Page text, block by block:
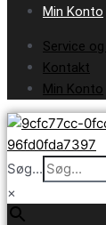
Min Konto
Service
Kontakt
Min Konto
Søg...
×